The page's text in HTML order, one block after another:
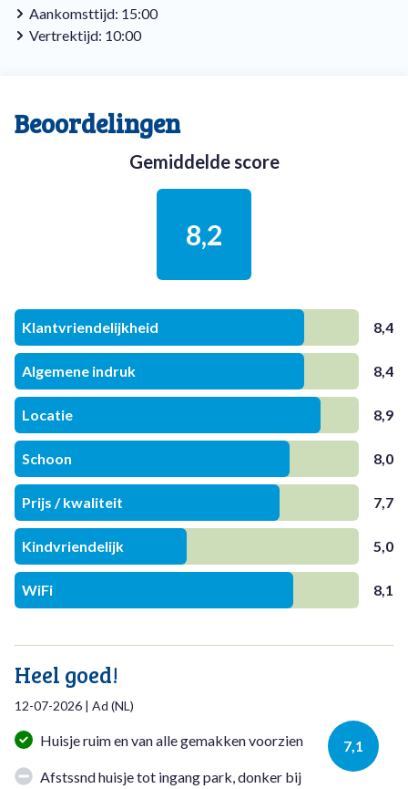
Aankomsttijd: 15:00
Vertrektijd: 10:00
Beoordelingen
Gemiddelde score
8,2
Klantvriendelijkheid 8,4
Algemene indruk 8,4
Locatie 8,9
Schoon 8,0
Prijs / kwaliteit 7,7
Kindvriendelijk 5,0
WiFi 8,1
Heel goed!
12-07-2026 | Ad (NL)
7,1
Huisje ruim en van alle gemakken voorzien
Afstssnd huisje tot ingang park, donker bij